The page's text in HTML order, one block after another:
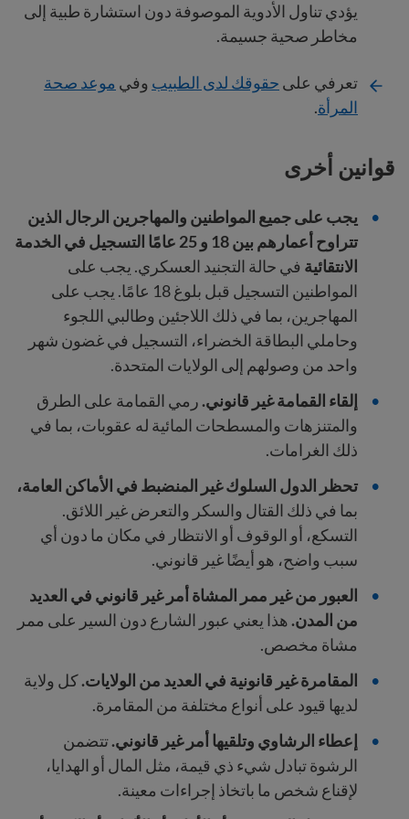
يؤدي تناول الأدوية الموصوفة دون استشارة طبية إلى
مخاطر صحية جسيمة.
تعرفي على حقوقك لدى الطبيب وفي موعد صحة
المرأة.
قوانين أخرى
يجب على جميع المواطنين والمهاجرين الرجال الذين
تتراوح أعمارهم بين 18 و 25 عامًا التسجيل في الخدمة
الانتقائية في حالة التجنيد العسكري. يجب على
المواطنين التسجيل قبل بلوغ 18 عامًا. يجب على
المهاجرين، بما في ذلك اللاجئين وطالبي اللجوء
وحاملي البطاقة الخضراء، التسجيل في غضون شهر
واحد من وصولهم إلى الولايات المتحدة.
إلقاء القمامة غير قانوني.رمي القمامة على الطرق
والمتنزهات والمسطحات المائية له عقوبات، بما في
ذلك الغرامات.
تحظر الدول السلوك غير المنضبط في الأماكن العامة،
بما في ذلك القتال والسكر والتعرض غير اللائق.
التسكع، أو الوقوف أو الانتظار في مكان ما دون أي
سبب واضح، هو أيضًا غير قانوني.
العبور من غير ممر المشاة أمر غير قانوني في العديد
من المدن.هذا يعني عبور الشارع دون السير على ممر
مشاة مخصص.
المقامرة غير قانونية في العديد من الولايات.كل ولاية
لديها قيود على أنواع مختلفة من المقامرة.
إعطاء الرشاوي وتلقيها أمر غير قانوني.تتضمن
الرشوة تبادل شيء ذي قيمة، مثل المال أو الهدايا،
لإقناع شخص ما باتخاذ إجراءات معينة.